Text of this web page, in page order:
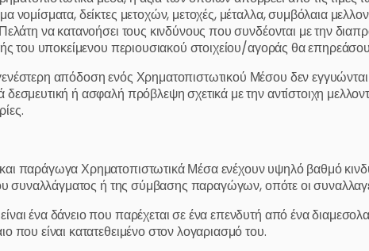
νομίσματα, δείκτες μετοχών, μετοχές, μέταλλα, συμβόλαια
να κατανοήσει τους κινδύνους που συνδέονται με την
του υποκείμενου περιουσιακού στοιχείου/αγοράς θα
απόδοση ενός Χρηματοπιστωτικού Μέσου δεν
δεσμευτική ή ασφαλή πρόβλεψη σχετικά με την αντίστοιχη
παράγωγα Χρηματοπιστωτικά Μέσα ενέχουν υψηλό βαθμό
συναλλάγματος ή της σύμβασης παραγώγων, οπότε οι
ένα δάνειο που παρέχεται σε ένα επενδυτή από ένα
που είναι κατατεθειμένο στον λογαριασμό του.